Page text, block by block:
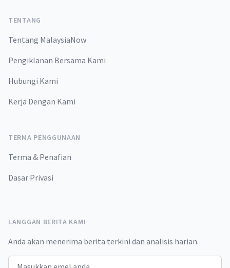
TENTANG
Tentang MalaysiaNow
Pengiklanan Bersama Kami
Hubungi Kami
Kerja Dengan Kami
TERMA PENGGUNAAN
Terma & Penafian
Dasar Privasi
LANGGAN BERITA KAMI
Anda akan menerima berita terkini dan analisis harian.
Email address